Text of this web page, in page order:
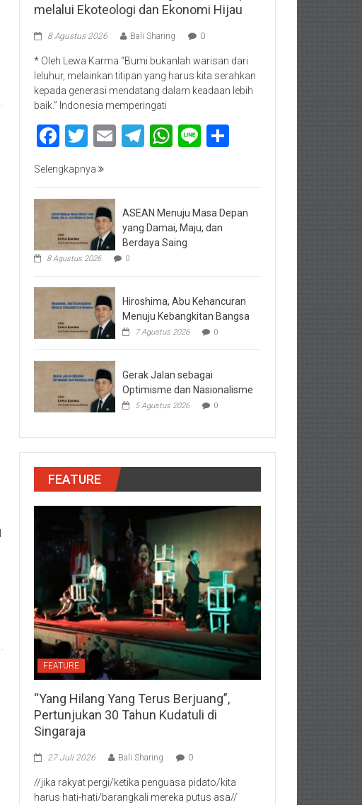
melalui Ekoteologi dan Ekonomi Hijau
8 Agustus 2026 Bali Sharing 0
* Oleh Lewa Karma “Bumi bukanlah warisan dari
leluhur, melainkan titipan yang harus kita serahkan
kepada generasi mendatang dalam keadaan lebih
baik.” Indonesia memperingati
Facebook
Twitter
EmailTelegram
WhatsApp
Line
Selengkapnya
ASEAN Menuju Masa Depan
yang Damai, Maju, dan
Berdaya Saing
8 Agustus 2026 0
Hiroshima, Abu Kehancuran
Menuju Kebangkitan Bangsa
7 Agustus 2026 0
Gerak Jalan sebagai
Optimisme dan Nasionalisme
5 Agustus 2026 0
FEATURE
FEATURE
“Yang Hilang Yang Terus Berjuang”,
Pertunjukan 30 Tahun Kudatuli di
Singaraja
27 Juli 2026 Bali Sharing 0
//jika rakyat pergi/ketika penguasa pidato/kita
harus hati-hati/barangkali mereka putus asa//